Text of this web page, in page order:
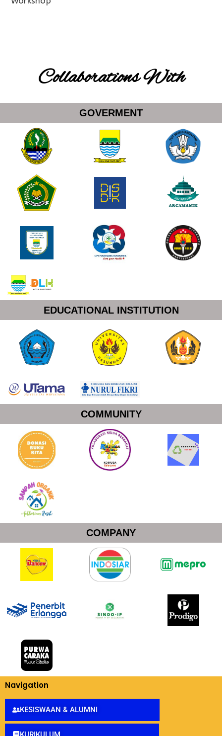
Collaborations With
GOVERMENT
EDUCATIONAL INSTITUTION
COMMUNITY
COMPANY
Navigation
KESISWAAN & ALUMNI